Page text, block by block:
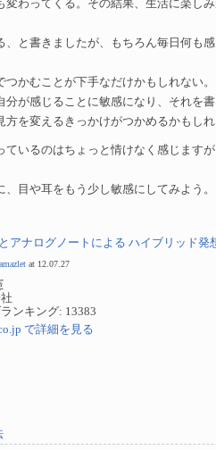
変わってくる。その結果、生活に楽し
、と書きましたが、もちろん毎日何も
かむことが下手なだけかもしれない。
分が感じることに敏感になり、それを
方を変えるきっかけがつかめるかもし
ているのはちょっと情けなく感じます
目や耳をもう少し敏感にしてみよう。
アナログノートによる ハイブリッド発
amazlet at 12.07.27
ンキング: 13383
で詳細を見る